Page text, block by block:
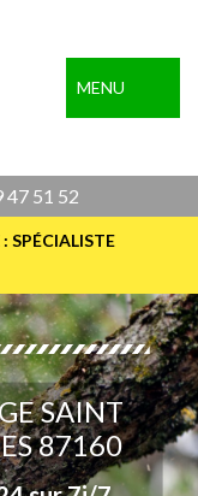
MENU
47 51 52
SPÉCIALISTE
SAINT
87160